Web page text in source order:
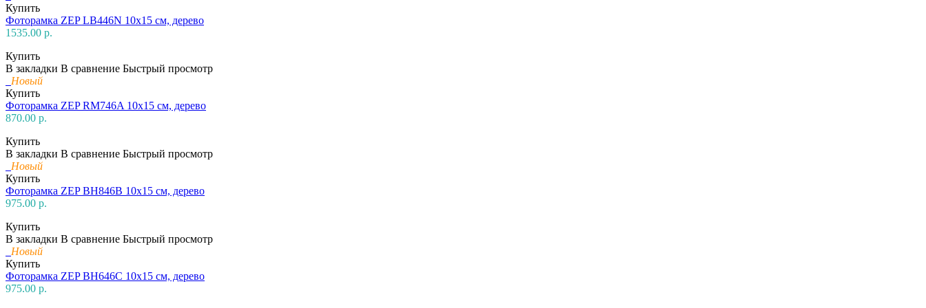
Купить
Фоторамка ZEP LB446N 10х15 см, дерево
1535.00 р.
Купить
В закладки В сравнение Быстрый просмотр
Новый
Купить
Фоторамка ZEP RM746A 10х15 см, дерево
870.00 р.
Купить
В закладки В сравнение Быстрый просмотр
Новый
Купить
Фоторамка ZEP BH846B 10х15 см, дерево
975.00 р.
Купить
В закладки В сравнение Быстрый просмотр
Новый
Купить
Фоторамка ZEP BH646C 10х15 см, дерево
975.00 р.